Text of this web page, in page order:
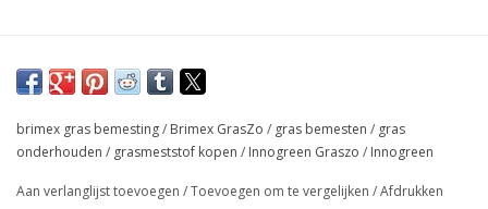
brimex gras bemesting/ Brimex GrasZo / gras bemesten / gras
onderhouden / grasmeststof kopen / Innogreen Graszo / Innogreen
Aan verlanglijst toevoegen /Toevoegen om te vergelijken /Afdrukken